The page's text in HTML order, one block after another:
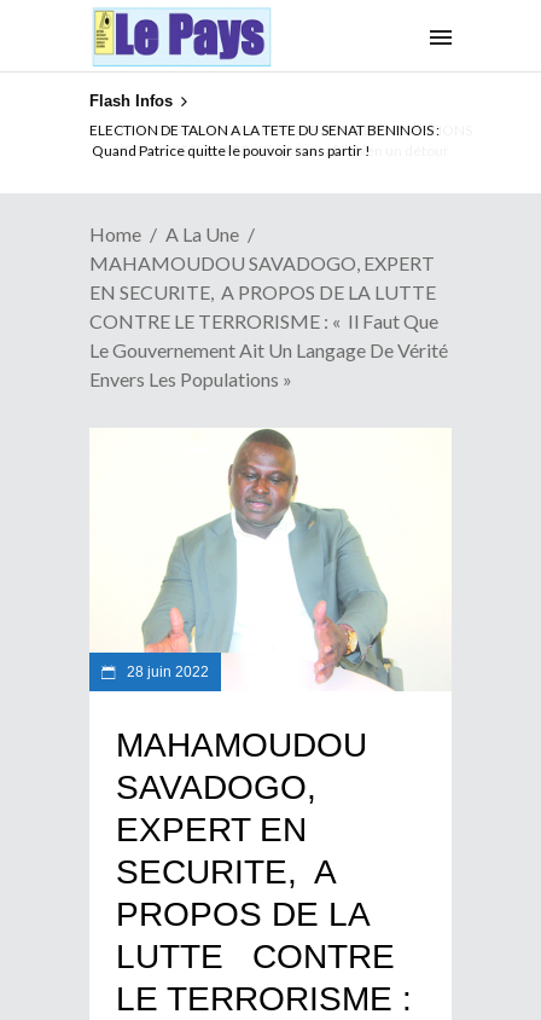
Flash Infos
ELECTION DE TALON A LA TETE DU SENAT BENINOIS :
Quand Patrice quitte le pouvoir sans partir !
Home
A La Une
MAHAMOUDOU SAVADOGO, EXPERT
EN SECURITE, A PROPOS DE LA LUTTE
CONTRE LE TERRORISME : « Il Faut Que
Le Gouvernement Ait Un Langage De Vérité
Envers Les Populations »
28 juin 2022
MAHAMOUDOU
SAVADOGO,
EXPERT EN
SECURITE, A
PROPOS DE LA
LUTTE CONTRE
LE TERRORISME :